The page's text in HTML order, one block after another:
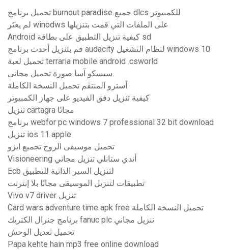
تحميل برنامج burnout paradise جميع dlcs للكمبيوتر
لم يعثر winodws على الملفات التي قمت بتنزيلها
Android كيفية تنزيل التطبيق على بطاقة sd
قم بتنزيل أحدث برنامج audacity لنظام التشغيل windows 10
تحميل لعبة terraria mobile android .csworld
سيسكو آسا صورة تحميل مجاني.
أسترو المنتقم تحميل النسخة الكاملة
كيفية تنزيل دفق الفيديو على جهاز الكمبيوتر
تنزيل cartagra مجانًا
برنامج webfor pc windows 7 professional 32 bit download
تنزيل ios 11 apple
تحميل موسيقى الروح تجميع ايزو
Visioneering أندي ستانلي تنزيل مجاني
Ecb لتنزيل السير الذاتية للتطبيق
تطبيقات لتنزيل الموسيقى مجانًا بلا إنترنت
Vivo v7 driver تنزيل
Card wars adventure time apk free تحميل النسخة الكاملة
برنامج جنرال الكتريك fanuc plc تنزيل مجاني
تحميل تعديل الوحش
Papa kehte hain mp3 free online download